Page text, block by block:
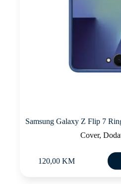
Samsung Galaxy Z Flip 7
Cover,
120,00 KM